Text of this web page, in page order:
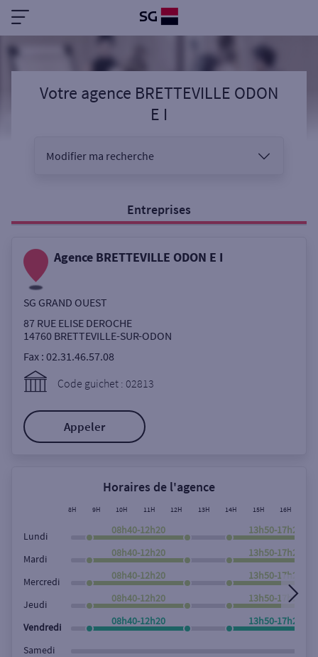
Votre agence BRETTEVILLE ODON
E I
Modifier ma recherche
Sélectionnez votre recherche
Ouverte le samedi
Ouverte le lundi
Coffre-fort
Autour de moi
Ville / Code postal
Rechercher
Entreprises
Agence BRETTEVILLE ODON E I
SG GRAND OUEST
87 RUE ELISE DEROCHE
14760 BRETTEVILLE-SUR-ODON
Fax : 02.31.46.57.08
Code guichet : 02813
Appeler
Horaires de l'agence
8H 9H 10H 11H 12H 13H 14H 15H 16H
Lundi
08h40-12h20 13h50-17h20
Mardi
08h40-12h20 13h50-17h20
Mercredi
08h40-12h20 13h50-17h20
Jeudi
08h40-12h20 13h50-17h20
Vendredi
08h40-12h20 13h50-17h20
Samedi